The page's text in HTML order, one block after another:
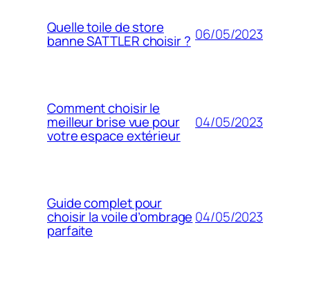
Quelle toile de store
banne SATTLER choisir ? 06/05/2023
Comment choisir le
meilleur brise vue pour
votre espace extérieur
04/05/2023
Guide complet pour
choisir la voile d’ombrage
parfaite
04/05/2023